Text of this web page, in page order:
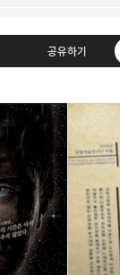
공유하기
은 이해도를 갖춘 보편적
원한 주변인.
카카오톡